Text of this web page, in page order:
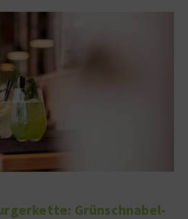
Grünschnabel-